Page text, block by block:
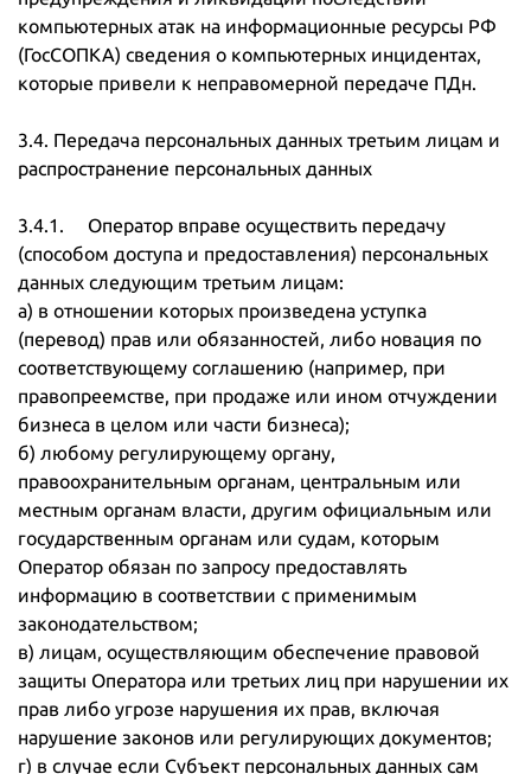
компьютерных атак на информационные ресурсы РФ
(ГосСОПКА) сведения о компьютерных инцидентах,
которые привели к неправомерной передаче ПДн.
3.4. Передача персональных данных третьим лицам и
распространение персональных данных
3.4.1. Оператор вправе осуществить передачу
(способом доступа и предоставления) персональных
данных следующим третьим лицам:
а) в отношении которых произведена уступка
(перевод) прав или обязанностей, либо новация по
соответствующему соглашению (например, при
правопреемстве, при продаже или ином отчуждении
бизнеса в целом или части бизнеса);
б) любому регулирующему органу,
правоохранительным органам, центральным или
местным органам власти, другим официальным или
государственным органам или судам, которым
Оператор обязан по запросу предоставлять
информацию в соответствии с применимым
законодательством;
в) лицам, осуществляющим обеспечение правовой
защиты Оператора или третьих лиц при нарушении их
прав либо угрозе нарушения их прав, включая
нарушение законов или регулирующих документов;
г) в случае если Субъект персональных данных сам